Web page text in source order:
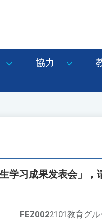
協力
学习成果发表会」，
FEZ0022101教育グ